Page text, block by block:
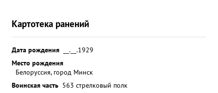
Картотека ранений
Дата рождения
__.__.1929
Место рождения
Белоруссия, город Минск
Воинская часть 563 стрелковый полк